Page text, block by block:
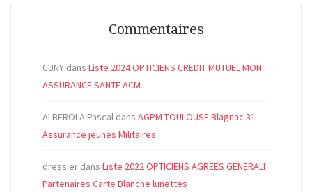
Commentaires
CUNY dans Liste 2024 OPTICIENS CREDIT MUTUEL MON
ASSURANCE SANTE ACM
ALBEROLA Pascal dans AGPM TOULOUSE Blagnac 31 –
Assurance jeunes Militaires
dressier dans Liste 2022 OPTICIENS AGREES GENERALI
Partenaires Carte Blanche lunettes